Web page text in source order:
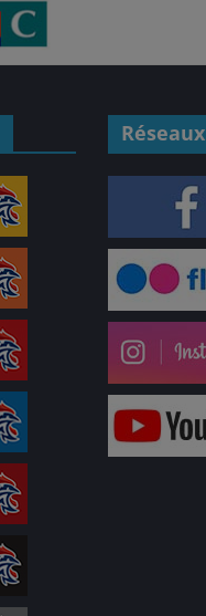
Réseaux